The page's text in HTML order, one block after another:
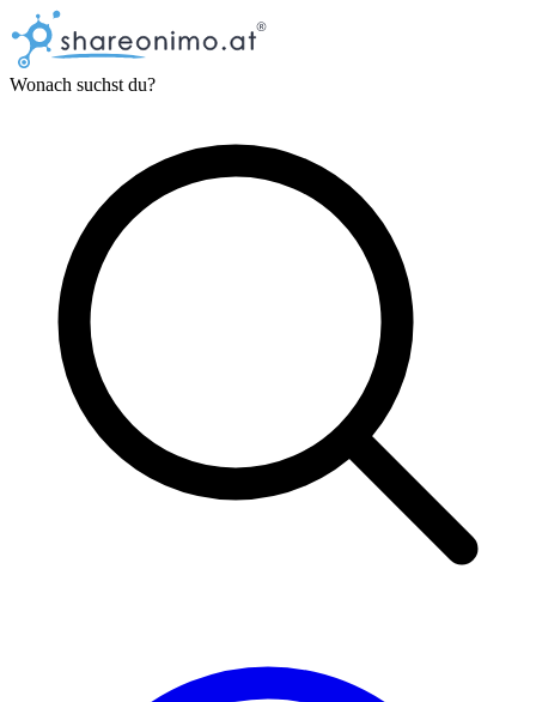
Wonach suchst du?